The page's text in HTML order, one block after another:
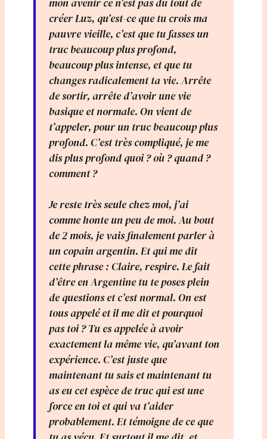
mon avenir ce n’est pas du tout de
créer Luz, qu’est-ce que tu crois ma
pauvre vieille, c’est que tu fasses un
truc beaucoup plus profond,
beaucoup plus intense, et que tu
changes radicalement ta vie. Arrête
de sortir, arrête d’avoir une vie
basique et normale. On vient de
t’appeler, pour un truc beaucoup plus
profond. C’est très compliqué, je me
dis plus profond quoi ? où ? quand ?
comment ?
Je reste très seule chez moi, j’ai
comme honte un peu de moi. Au bout
de 2 mois, je vais finalement parler à
un copain argentin. Et qui me dit
cette phrase : Claire, respire. Le fait
d’être en Argentine tu te poses plein
de questions et c’est normal. On est
tous appelé et il me dit et pourquoi
pas toi ? Tu es appelée à avoir
exactement la même vie, qu’avant ton
expérience. C’est juste que
maintenant tu sais et maintenant tu
as eu cet espèce de truc qui est une
force en toi et qui va t’aider
probablement. Et témoigne de ce que